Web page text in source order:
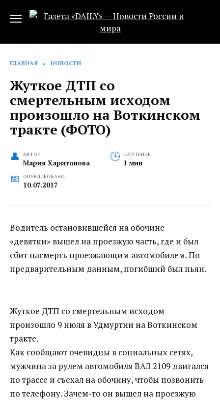
ГЛАВНАЯ » НОВОСТИ
Жуткое ДТП со
смертельным исходом
произошло на Воткинском
тракте (ФОТО)
АВТОР
Мария Харитонова
НА ЧТЕНИЕ
1 мин
ОПУБЛИКОВАНО
10.07.2017
Водитель остановившейся на обочине
«девятки» вышел на проезжую часть, где и был
сбит насмерть проезжающим автомобилем. По
предварительным данным, погибший был пьян.
Жуткое ДТП со смертельным исходом
произошло 9 июля в Удмуртии на Воткинском
тракте.
Как сообщают очевидцы в социальных сетях,
мужчина за рулем автомобиля ВАЗ 2109 двигался
по трассе и съехал на обочину, чтобы позвонить
по телефону. Зачем-то он вышел на проезжую